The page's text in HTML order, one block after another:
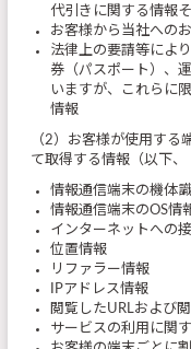
代引きに関する情報
お客様から当社への
法律上の要請等によ
券（パスポート）、
いますが、これらに
情報
（2）お客様が使用する
て取得する情報（以下、
情報通信端末の機体
情報通信端末のOS情
インターネットへの
位置情報
リファラー情報
IPアドレス情報
閲覧したURLおよび
サービスの利用に関